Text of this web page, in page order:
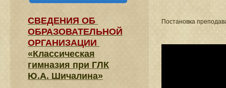
Постановка
СВЕДЕНИЯ​ ОБ
ОБРАЗОВАТЕЛЬНОЙ
ОРГАНИЗАЦИИ
«Классическая
гимназия при ГЛК
Ю.А. Шичалина»